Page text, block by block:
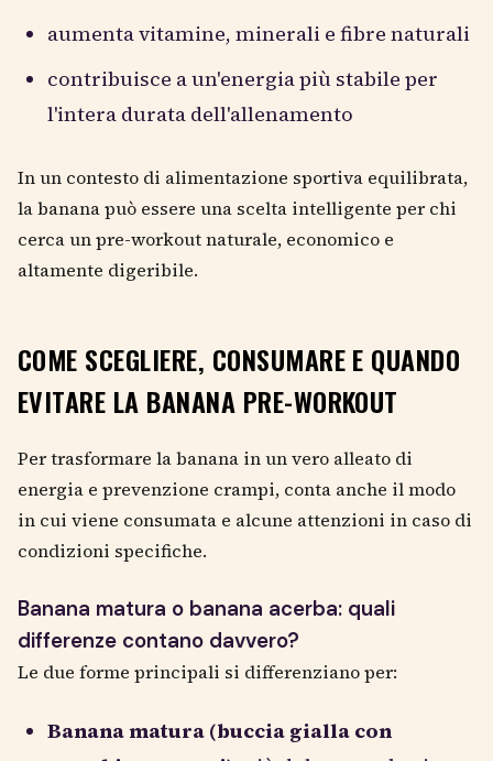
aumenta vitamine, minerali e fibre naturali
contribuisce a un'energia più stabile per
l'intera durata dell'allenamento
In un contesto di alimentazione sportiva equilibrata,
la banana può essere una scelta intelligente per chi
cerca un pre-workout naturale, economico e
altamente digeribile.
COME SCEGLIERE, CONSUMARE E QUANDO
EVITARE LA BANANA PRE-WORKOUT
Per trasformare la banana in un vero alleato di
energia e prevenzione crampi, conta anche il modo
in cui viene consumata e alcune attenzioni in caso di
condizioni specifiche.
Banana matura o banana acerba: quali
differenze contano davvero?
Le due forme principali si differenziano per:
Banana matura (buccia gialla con